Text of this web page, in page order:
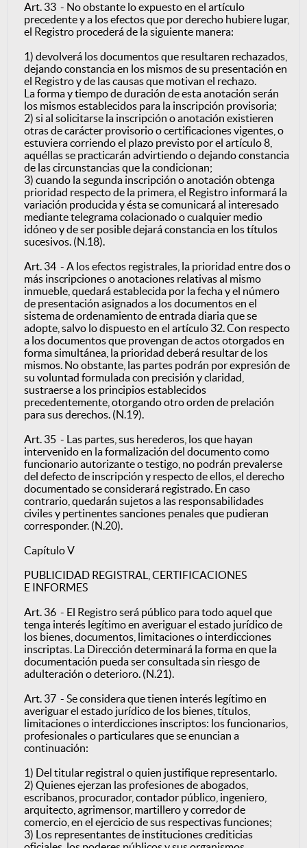
Art. 33 - No obstante lo expuesto en el artículo
precedente y a los efectos que por derecho hubiere lugar,
el Registro procederá de la siguiente manera:
1) devolverá los documentos que resultaren rechazados,
dejando constancia en los mismos de su presentación en
el Registro y de las causas que motivan el rechazo.
La forma y tiempo de duración de esta anotación serán
los mismos establecidos para la inscripción provisoria;
2) si al solicitarse la inscripción o anotación existieren
otras de carácter provisorio o certificaciones vigentes, o
estuviera corriendo el plazo previsto por el artículo 8,
aquéllas se practicarán advirtiendo o dejando constancia
de las circunstancias que la condicionan;
3) cuando la segunda inscripción o anotación obtenga
prioridad respecto de la primera, el Registro informará la
variación producida y ésta se comunicará al interesado
mediante telegrama colacionado o cualquier medio
idóneo y de ser posible dejará constancia en los títulos
sucesivos. (N.18).
Art. 34 - A los efectos registrales, la prioridad entre dos o
más inscripciones o anotaciones relativas al mismo
inmueble, quedará establecida por la fecha y el número
de presentación asignados a los documentos en el
sistema de ordenamiento de entrada diaria que se
adopte, salvo lo dispuesto en el artículo 32. Con respecto
a los documentos que provengan de actos otorgados en
forma simultánea, la prioridad deberá resultar de los
mismos. No obstante, las partes podrán por expresión de
su voluntad formulada con precisión y claridad,
sustraerse a los principios establecidos
precedentemente, otorgando otro orden de prelación
para sus derechos. (N.19).
Art. 35 - Las partes, sus herederos, los que hayan
intervenido en la formalización del documento como
funcionario autorizante o testigo, no podrán prevalerse
del defecto de inscripción y respecto de ellos, el derecho
documentado se considerará registrado. En caso
contrario, quedarán sujetos a las responsabilidades
civiles y pertinentes sanciones penales que pudieran
corresponder. (N.20).
Capítulo V
PUBLICIDAD REGISTRAL, CERTIFICACIONES
E INFORMES
Art. 36 - El Registro será público para todo aquel que
tenga interés legítimo en averiguar el estado jurídico de
los bienes, documentos, limitaciones o interdicciones
inscriptas. La Dirección determinará la forma en que la
documentación pueda ser consultada sin riesgo de
adulteración o deterioro. (N.21).
Art. 37 - Se considera que tienen interés legítimo en
averiguar el estado jurídico de los bienes, títulos,
limitaciones o interdicciones inscriptos: los funcionarios,
profesionales o particulares que se enuncian a
continuación:
1) Del titular registral o quien justifique representarlo.
2) Quienes ejerzan las profesiones de abogados,
escribanos, procurador, contador público, ingeniero,
arquitecto, agrimensor, martillero y corredor de
comercio, en el ejercicio de sus respectivas funciones;
3) Los representantes de instituciones crediticias